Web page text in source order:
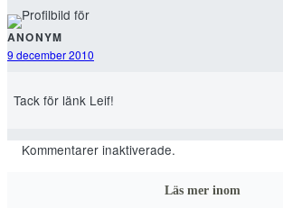
ANONYM
9 december 2010
Tack för länk Leif!
Kommentarer inaktiverade.
Läs mer inom